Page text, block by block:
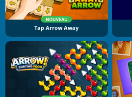
NOUVEAU
Tap Arrow Away